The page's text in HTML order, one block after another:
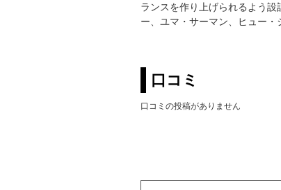
ランスを作り上げられるよう
ー、ユマ・サーマン、ヒュー・
口コミ
口コミの投稿がありません